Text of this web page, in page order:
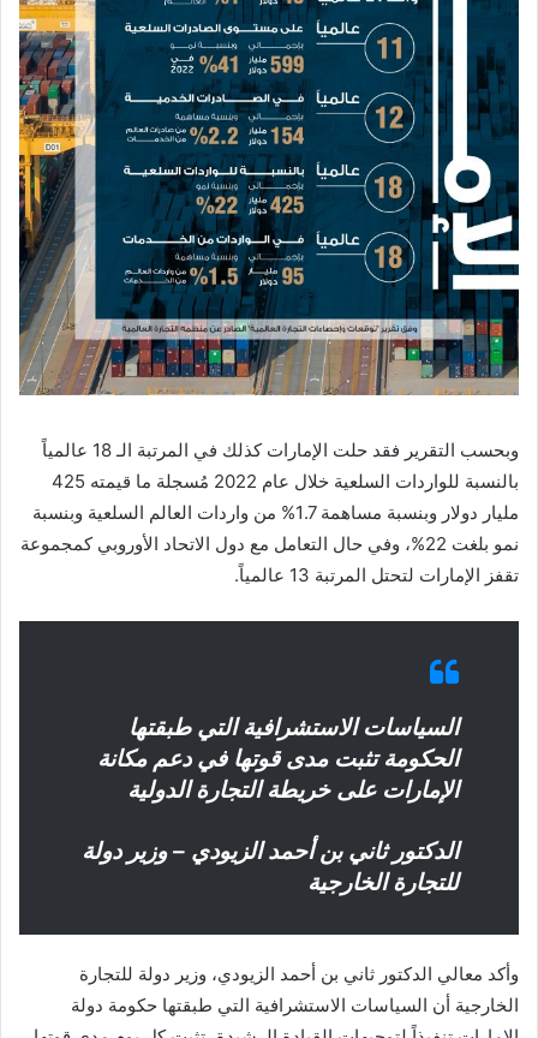
وبحسب التقرير فقد حلت الإمارات كذلك في المرتبة الـ 18 عالمياً
بالنسبة للواردات السلعية خلال عام 2022 مُسجلة ما قيمته 425
مليار دولار وبنسبة مساهمة 1.7% من واردات العالم السلعية وبنسبة
نمو بلغت 22%، وفي حال التعامل مع دول الاتحاد الأوروبي كمجموعة
تقفز الإمارات لتحتل المرتبة 13 عالمياً.
السياسات الاستشرافية التي طبقتها
الحكومة تثبت مدى قوتها في دعم مكانة
الإمارات على خريطة التجارة الدولية
الدكتور ثاني بن أحمد الزيودي – وزير دولة
للتجارة الخارجية
وأكد معالي الدكتور ثاني بن أحمد الزيودي، وزير دولة للتجارة
الخارجية أن السياسات الاستشرافية التي طبقتها حكومة دولة